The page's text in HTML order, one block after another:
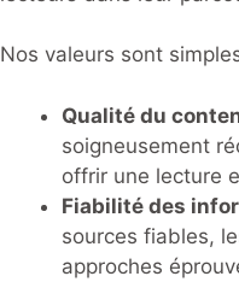
Nos valeurs sont
Qualité du
soigneusement
offrir une lecture
Fiabilité des
sources fiables,
approches